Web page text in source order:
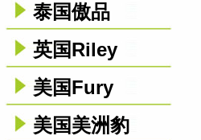
泰国傲品
英国Riley
美国Fury
美国美洲豹